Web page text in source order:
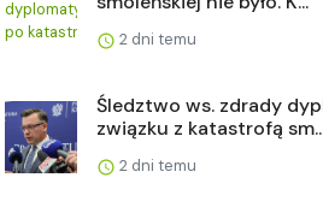
2 dni temu
Śledztwo ws. zdrady
związku z katastrofą
2 dni temu